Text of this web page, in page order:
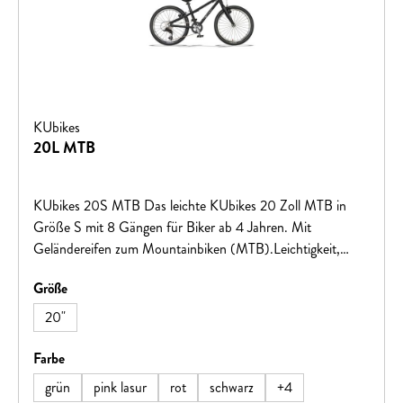
KUbikes
20L MTB
KUbikes 20S MTB Das leichte KUbikes 20 Zoll MTB in
Größe S mit 8 Gängen für Biker ab 4 Jahren. Mit
Geländereifen zum Mountainbiken (MTB).Leichtigkeit,
größeren Touren! Große Vorteile für kleine BikerViele tolle
Farben: freches Grün, leuchtendes Orange, cooles
Mattschwarz, feuriges Rot oder intensives Blau. Gegen
Aufpreis bieten wir Ihnen glitzernde Lasuren in Pink, Türkis
oder Blau an.Von uns entwickelter superleichter
Größeauswählen
20"
Farbeauswählen
grün
pink lasur rot schwarz +4